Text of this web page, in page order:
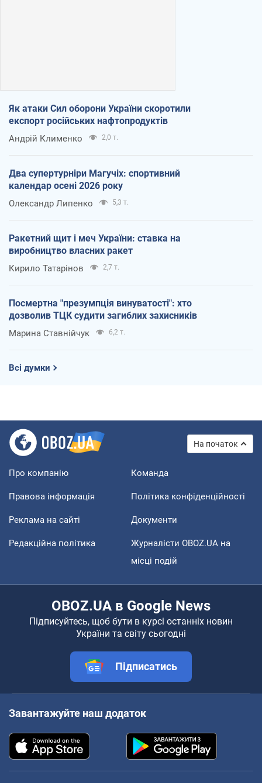
Як атаки Сил оборони України скоротили
експорт російських нафтопродуктів
Андрій Клименко 2,0 т.
Два супертурніри Магучіх: спортивний
календар осені 2026 року
Олександр Липенко 5,3 т.
Ракетний щит і меч України: ставка на
виробництво власних ракет
Кирило Татарінов 2,7 т.
Посмертна "презумпція винуватості": хто
дозволив ТЦК судити загиблих захисників
Марина Ставнійчук 6,2 т.
Всі думки
На початок
Про компанію Команда
Правова інформація Політика конфіденційності
Реклама на сайті Документи
Редакційна політика
Журналісти OBOZ.UA на
місці подій
OBOZ.UA в Google News
Підписуйтесь, щоб бути в курсі останніх новин
України та світу сьогодні
Підписатись
Завантажуйте наш додаток